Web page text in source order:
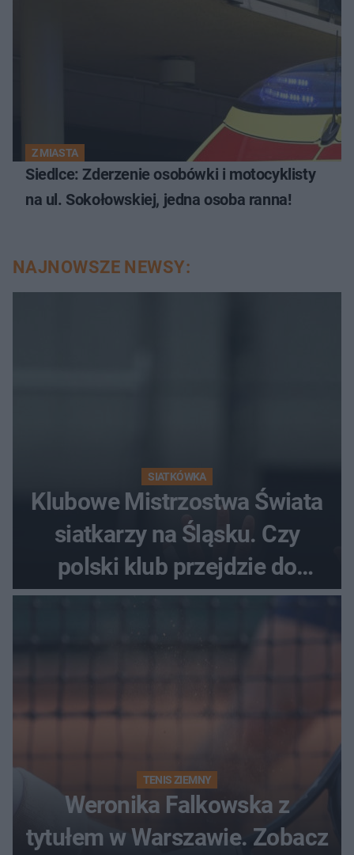
Z MIASTA
Siedlce: Zderzenie osobówki i motocyklisty
na ul. Sokołowskiej, jedna osoba ranna!
NAJNOWSZE NEWSY:
SIATKÓWKA
Klubowe Mistrzostwa Świata
siatkarzy na Śląsku. Czy
polski klub przejdzie do
historii
TENIS ZIEMNY
Weronika Falkowska z
tytułem w Warszawie. Zobacz